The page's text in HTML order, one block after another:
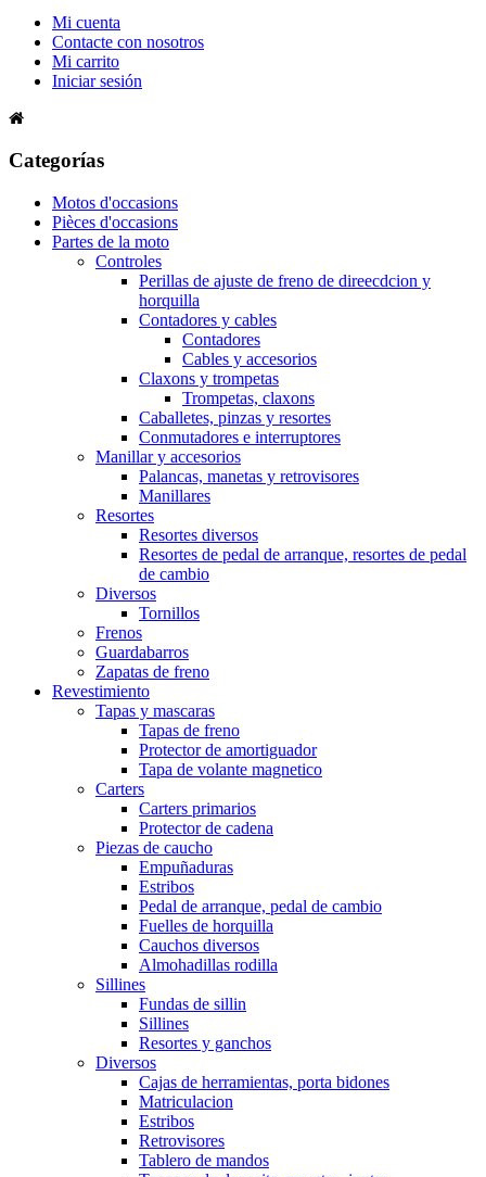
Mi cuenta
Contacte con nosotros
Mi carrito
Iniciar sesión
Categorías
Motos d'occasions
Pièces d'occasions
Partes de la moto
Controles
Perillas de ajuste de freno de direecdcion y
horquilla
Contadores y cables
Contadores
Cables y accesorios
Claxons y trompetas
Trompetas, claxons
Caballetes, pinzas y resortes
Conmutadores e interruptores
Manillar y accesorios
Palancas, manetas y retrovisores
Manillares
Resortes
Resortes diversos
Resortes de pedal de arranque, resortes de pedal
de cambio
Diversos
Tornillos
Frenos
Guardabarros
Zapatas de freno
Revestimiento
Tapas y mascaras
Tapas de freno
Protector de amortiguador
Tapa de volante magnetico
Carters
Carters primarios
Protector de cadena
Piezas de caucho
Empuñaduras
Estribos
Pedal de arranque, pedal de cambio
Fuelles de horquilla
Cauchos diversos
Almohadillas rodilla
Sillines
Fundas de sillin
Sillines
Resortes y ganchos
Diversos
Cajas de herramientas, porta bidones
Matriculacion
Estribos
Retrovisores
Tablero de mandos